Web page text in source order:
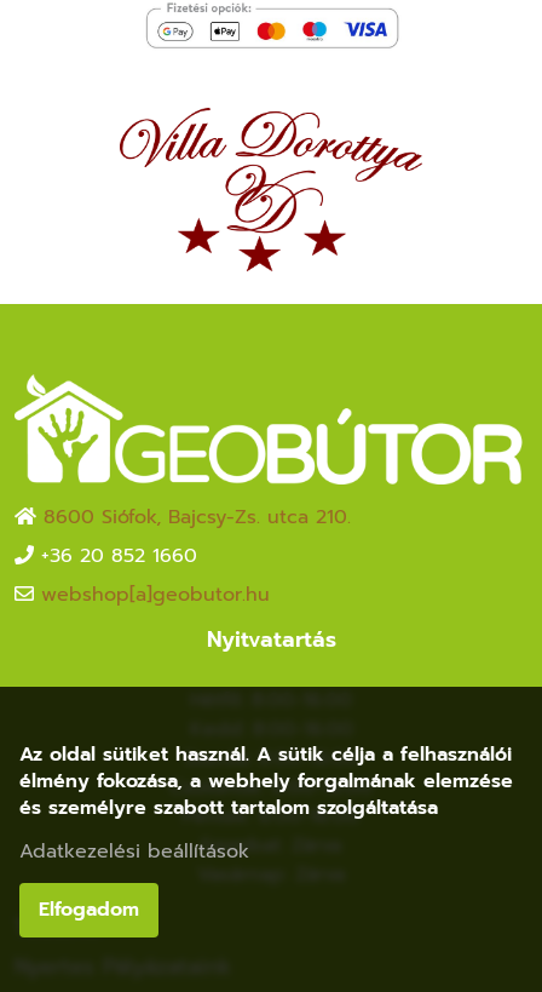
8600 Siófok, Bajcsy-Zs. utca 210.
+36 20 852 1660
webshop[a]geobutor.hu
Nyitvatartás
Szerda: 8:00-16:00
Csütörtök: 8:00-16:00
Péntek: 8:00-16:00
Szombat: Zárva
Tudástár
Az oldal sütiket használ. A sütik célja a felhasználói
élmény fokozása, a webhely forgalmának elemzése
és személyre szabott tartalom szolgáltatása
Adatkezelési beállítások
Elfogadom